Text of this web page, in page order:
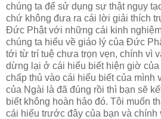
chúng ta để sử dụng sự thật ngụy
chứ không đưa ra cái lời giải thích
Đức Phật với những cái kinh
chúng ta hiểu về giáo lý của Đức
tới từ trí tuệ chưa trọn vẹn, chính vì
dừng lại ở cái hiểu biết hiện giờ của
chấp thủ vào cái hiểu biết của mình
của Ngài là đã đúng rồi thì bạn sẽ
biết không hoàn hảo đó. Tôi muốn
cái hiểu trước đây của bạn và chính